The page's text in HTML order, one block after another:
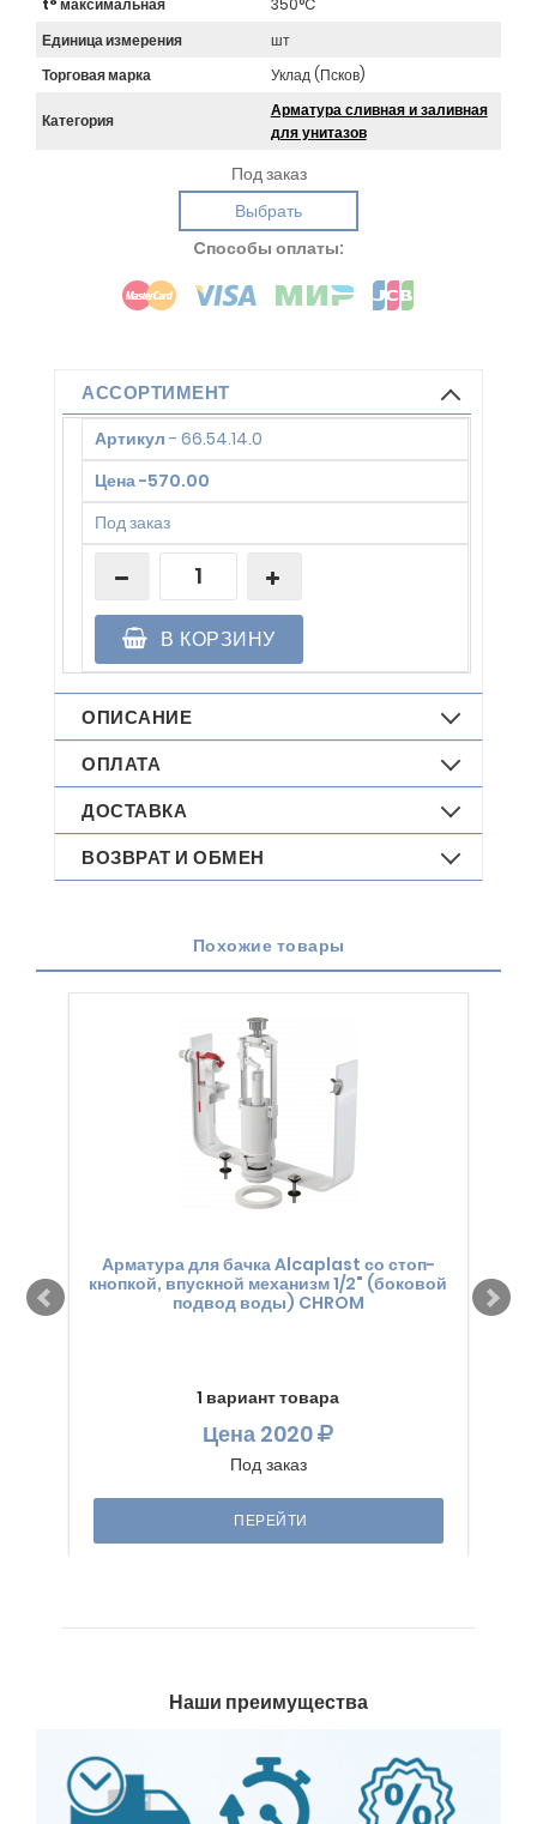
t° максимальная
350°C
Единица измерения
шт
Торговая марка
Уклад (Псков)
Категория
Арматура сливная и заливная
для унитазов
Под заказ
Выбрать
Cпособы оплаты:
АССОРТИМЕНТ
Артикул - 66.54.14.0
Цена-570.00
Под заказ
В КОРЗИНУ
ОПИСАНИЕ
ОПЛАТА
ДОСТАВКА
ВОЗВРАТ И ОБМЕН
Похожие товары
Арматура для бачка Alcaplast со стоп-
кнопкой, впускной механизм 1/2" (боковой
подвод воды) CHROM
1 вариант товара
Цена 2020
Под заказ
ПЕРЕЙТИ
Наши преимущества